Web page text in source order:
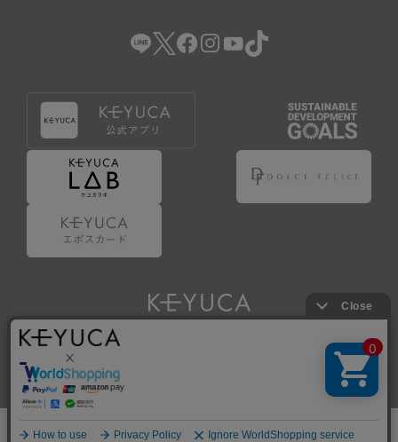
Copyright © KAWAJUN Co., Ltd. All Rights Reserved.